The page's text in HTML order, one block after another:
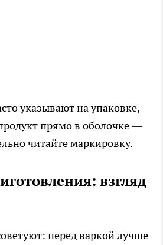
указывают на упаковке,
прямо в оболочке —
читайте маркировку.
взгляд
перед варкой лучше